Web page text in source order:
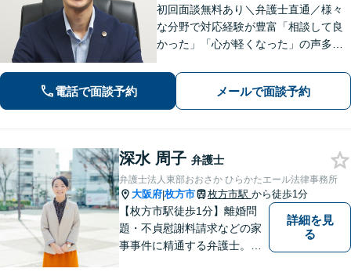
初回面談無料あり＼弁護士直通／様々
な分野で対応経験が豊富「相談して良
かった」「心が軽くなった」の声多
い、誠実・迅速に対応いたします。進
捗状況を細かく報告し、不安を感じさ
せないよう心掛け【休日・夜間面談
可】【樟葉駅5分】
電話で面談予約 メールで面談予約
深水 周子 弁護士
弁護士法人東部おおさか ひらかたエール法律事務所
大阪府|枚方市 枚方市駅 から徒歩1分
【枚方市駅徒歩1分】離婚問
題・不貞慰謝料請求などの家
事事件に精通する弁護士。依
詳細を見
る